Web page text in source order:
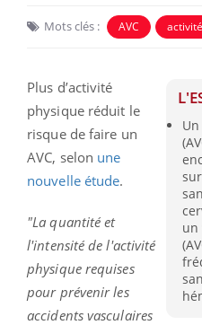
Mots clés : AVC
un
Plus d’activité
physique réduit le
risque de faire un
AVC, selon une
nouvelle étude.
"La quantité et
l'intensité de l'activité
physique requises
pour prévenir les
accidents vasculaires